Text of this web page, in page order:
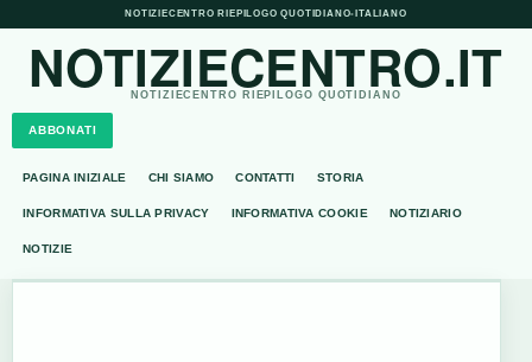
NOTIZIECENTRO RIEPILOGO QUOTIDIANO• ITALIANO
NOTIZIECENTRO.IT
NOTIZIECENTRO RIEPILOGO QUOTIDIANO
ABBONATI
PAGINA INIZIALE CHI SIAMO CONTATTI STORIA
INFORMATIVA SULLA PRIVACY INFORMATIVA COOKIE NOTIZIARIO
NOTIZIE